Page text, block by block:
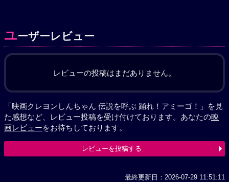
ユーザーレビュー
レビューの投稿はまだありません。
「映画クレヨンしんちゃん 伝説を呼ぶ 踊れ！アミーゴ！」を見
た感想など、レビュー投稿を受け付けております。あなたの映
画レビューをお待ちしております。
レビューを投稿する
最終更新日：2026-07-29 11:51:11